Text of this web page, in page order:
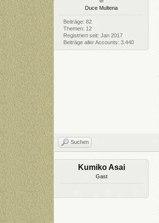
Duce Multena
Beiträge: 82
Themen: 12
Registriert seit: Jan 2017
Beiträge aller Accounts: 3.440
Suchen
Kumiko Asai
Gast